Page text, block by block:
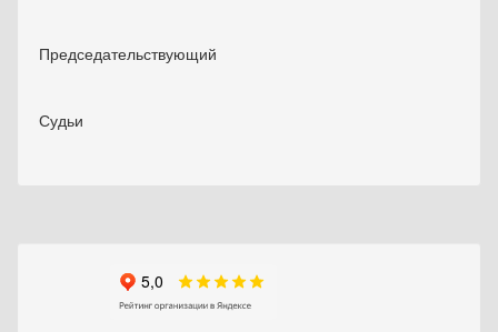
Председательствующий
Судьи